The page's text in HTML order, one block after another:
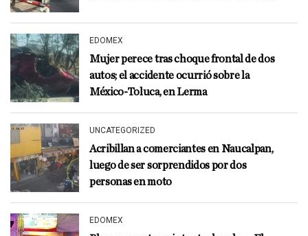
EDOMEX
Mujer perece tras choque frontal de dos
autos; el accidente ocurrió sobre la
México-Toluca, en Lerma
UNCATEGORIZED
Acribillan a comerciantes en Naucalpan,
luego de ser sorprendidos por dos
personas en moto
EDOMEX